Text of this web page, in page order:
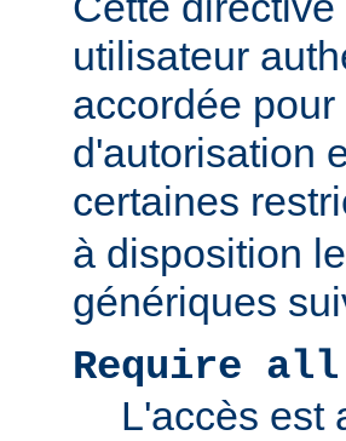
utilisateur
accordée
d'autorisation
certaines
à disposition
génériques
Require all
L'accès est